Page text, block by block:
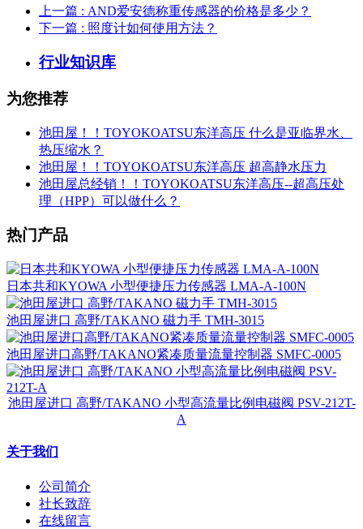
上一篇 : AND爱安德称重传感器的价格是多少？
下一篇 : 照度计如何使用方法？
行业知识库
为您推荐
池田屋！！TOYOKOATSU东洋高压 什么是亚临界水、
热压缩水？
池田屋！！TOYOKOATSU东洋高压 超高静水压力
池田屋总经销！！TOYOKOATSU东洋高压--超高压处
理（HPP）可以做什么？
热门产品
日本共和KYOWA 小型便捷压力传感器 LMA-A-100N
池田屋进口 高野/TAKANO 磁力手 TMH-3015
池田屋进口高野/TAKANO紧凑质量流量控制器 SMFC-0005
池田屋进口 高野/TAKANO 小型高流量比例电磁阀 PSV-212T-
A
关于我们
公司简介
社长致辞
在线留言